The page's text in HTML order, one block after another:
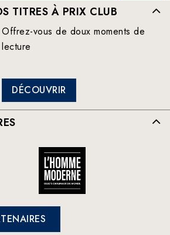
TITRES À PRIX CLUB
Offrez-vous de doux moments de
lecture
DÉCOUVRIR